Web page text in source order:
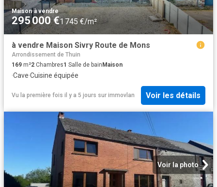
Maison·à vendre
295 000 €1 745 €/m²
à vendre Maison Sivry Route de Mons
Arrondissement de Thuin
169 m²2 Chambres1 Salle de bain Maison
·Cave·Cuisine équipée
Vu la première fois il y a 5 jours sur immovlan Voir les détails
Voir la photo